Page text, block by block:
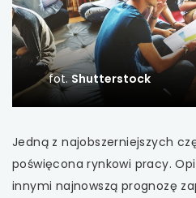
uwaga, link
uwaga,
uwaga,
uwaga, link
uwaga, link
fot.Shutterstock
Jedną z najobszerniejszych
poświęcona rynkowi pracy.
innymi najnowszą prognozę